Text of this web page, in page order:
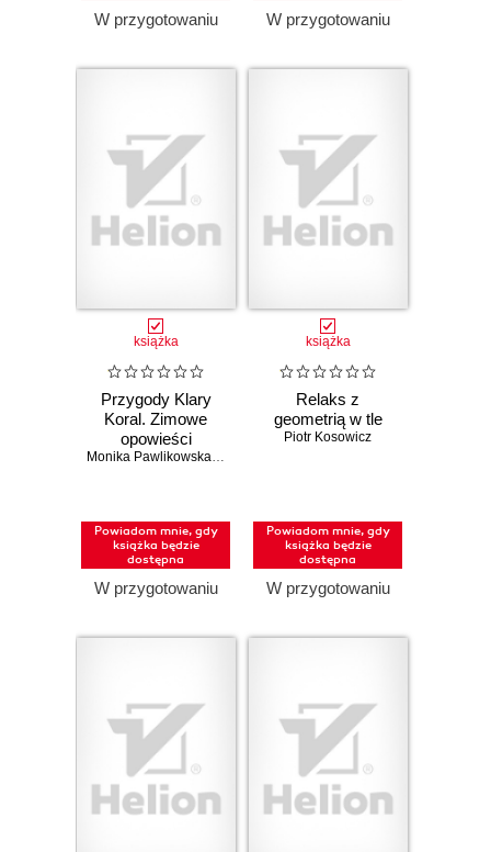
W przygotowaniu W przygotowaniu
książka
Przygody Klary
Koral. Zimowe
opowieści
logopedyczne Monika Pawlikowska
,Monika Ignasiak
Powiadom mnie, gdy
książka będzie
dostępna
W przygotowaniu
książka
Relaks z
geometrią w tle
Piotr Kosowicz
Powiadom mnie, gdy
książka będzie
dostępna
W przygotowaniu